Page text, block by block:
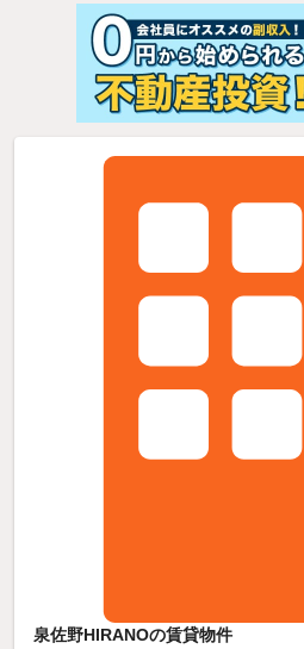
泉佐野HIRANOの賃貸物件